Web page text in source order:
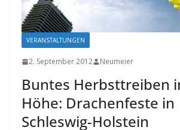
VERANSTALTUNGEN
2. September 2012 Neumeier
Buntes Herbsttreiben
Höhe: Drachenfeste in
Schleswig-Holstein